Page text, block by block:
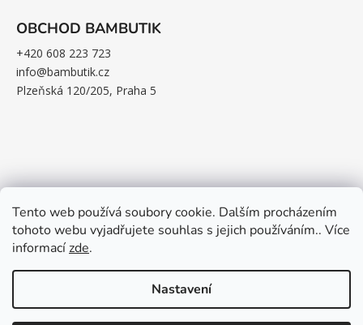
Tento web používá soubory cookie. Dalším procházením
tohoto webu vyjadřujete souhlas s jejich používáním.. Více
informacízde.
Nastavení
OBCHOD BAMBUTIK
+420 608 223 723
info@bambutik.cz
Plzeňská 120/205, Praha 5
Přihlaste se k odběru novinek a získejte
k velkému pohodlí.
Zásady zpracování osobních údajů